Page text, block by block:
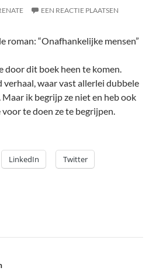
EEN REACTIE PLAATSEN
roman: “Onafhankelijke mensen”
door dit boek heen te komen.
verhaal, waar vast allerlei dubbele
ik begrijp ze niet en heb ook
te doen ze te begrijpen.
LinkedIn Twitter